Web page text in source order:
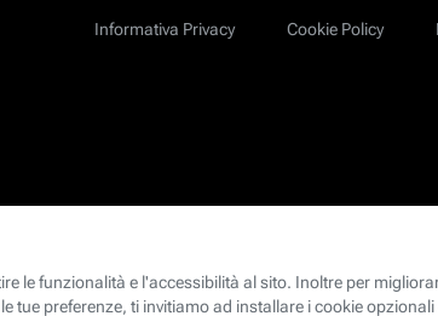
Informativa Privacy
Cookie Policy